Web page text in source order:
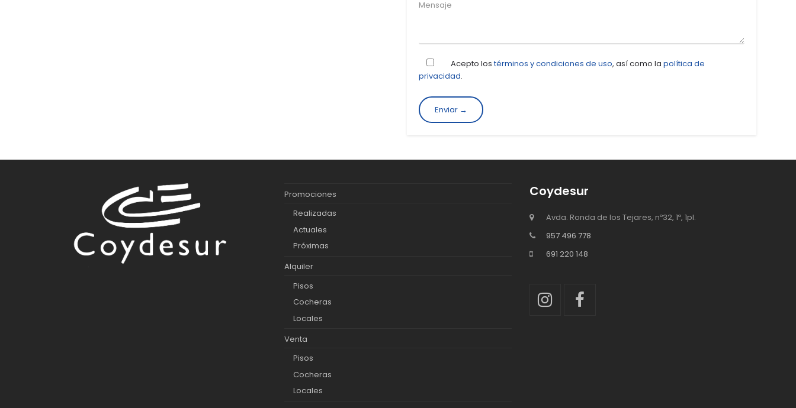
Acepto lostérminos y condiciones de uso, así como la política de
privacidad.
Promociones
Realizadas
Actuales
Próximas
Alquiler
Pisos
Cocheras
Locales
Venta
Pisos
Cocheras
Locales
Coydesur
Avda. Ronda de los Tejares, nº32, 1º, 1pl.
957 496 778
691 220 148
Instagram
Facebook